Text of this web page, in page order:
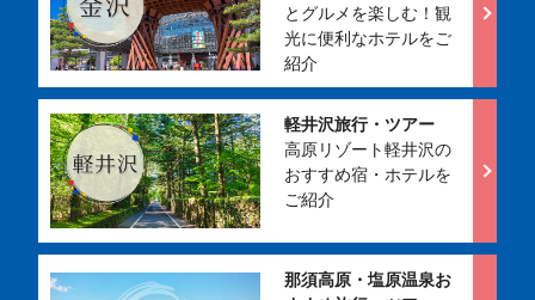
とグルメを楽しむ！観
光に便利なホテルをご
紹介
軽井沢旅行・ツアー
高原リゾート軽井沢の
おすすめ宿・ホテルを
ご紹介
那須高原・塩原温泉お